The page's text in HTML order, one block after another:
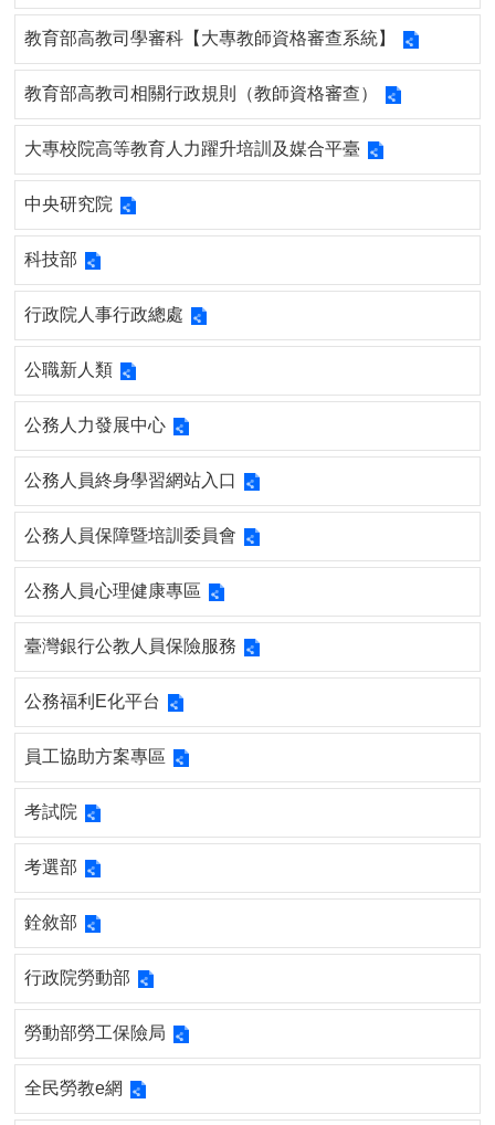
用
表
單
各
類
專
區
查
詢
事
項
相
關
網
站
臺
大
教育部高教司學審科【大專教師資格審查系統】
教育部高教司相關行政規則（教師資格審查）
大專校院高等教育人力躍升培訓及媒合平臺
中央研究院
科技部
行政院人事行政總處
公職新人類
公務人力發展中心
公務人員終身學習網站入口
公務人員保障暨培訓委員會
公務人員心理健康專區
臺灣銀行公教人員保險服務
公務福利E化平台
員工協助方案專區
考試院
考選部
銓敘部
行政院勞動部
勞動部勞工保險局
全民勞教e網